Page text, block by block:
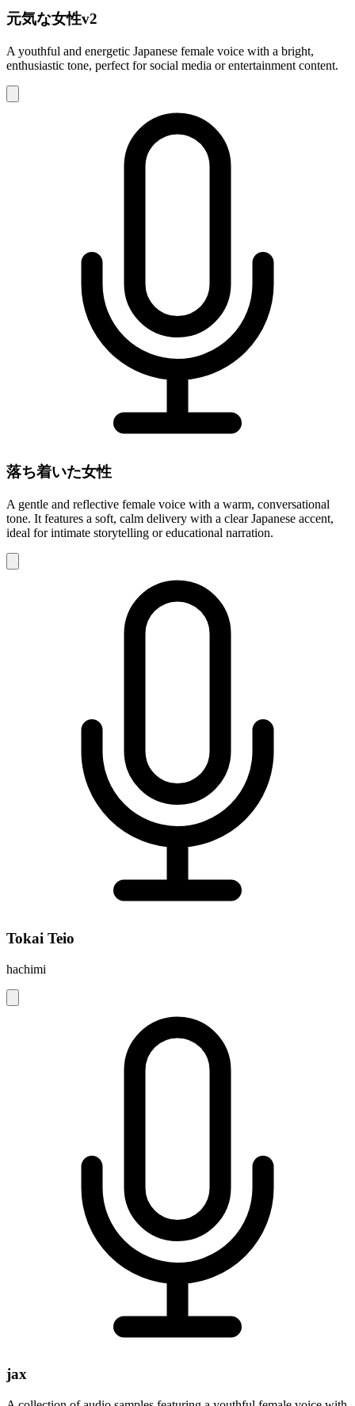
元気な女性v2
A youthful and energetic Japanese female voice with a bright,
enthusiastic tone, perfect for social media or entertainment content.
落ち着いた女性
A gentle and reflective female voice with a warm, conversational
tone. It features a soft, calm delivery with a clear Japanese accent,
ideal for intimate storytelling or educational narration.
Tokai Teio
hachimi
jax